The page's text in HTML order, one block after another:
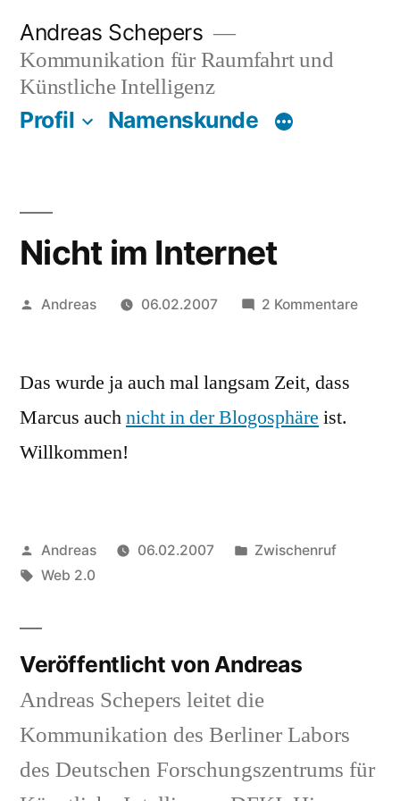
Inhalt
springen
Andreas Schepers
Kommunikation für Raumfahrt und
Künstliche Intelligenz
Profil Namenskunde
Nicht im Internet
Veröffentlicht
Andreas 06.02.2007 2 Kommentarezu
Das wurde ja auch mal langsam Zeit, dass
Marcus auchnicht in der Blogosphäre ist.
Willkommen!
Veröffentlicht
von
Andreas 06.02.2007
Veröffentlicht
Zwischenruf
Schlagwörter:
Web 2.0
Veröffentlicht von Andreas
Andreas Schepers leitet die
Kommunikation des Berliner Labors
des Deutschen Forschungszentrums für